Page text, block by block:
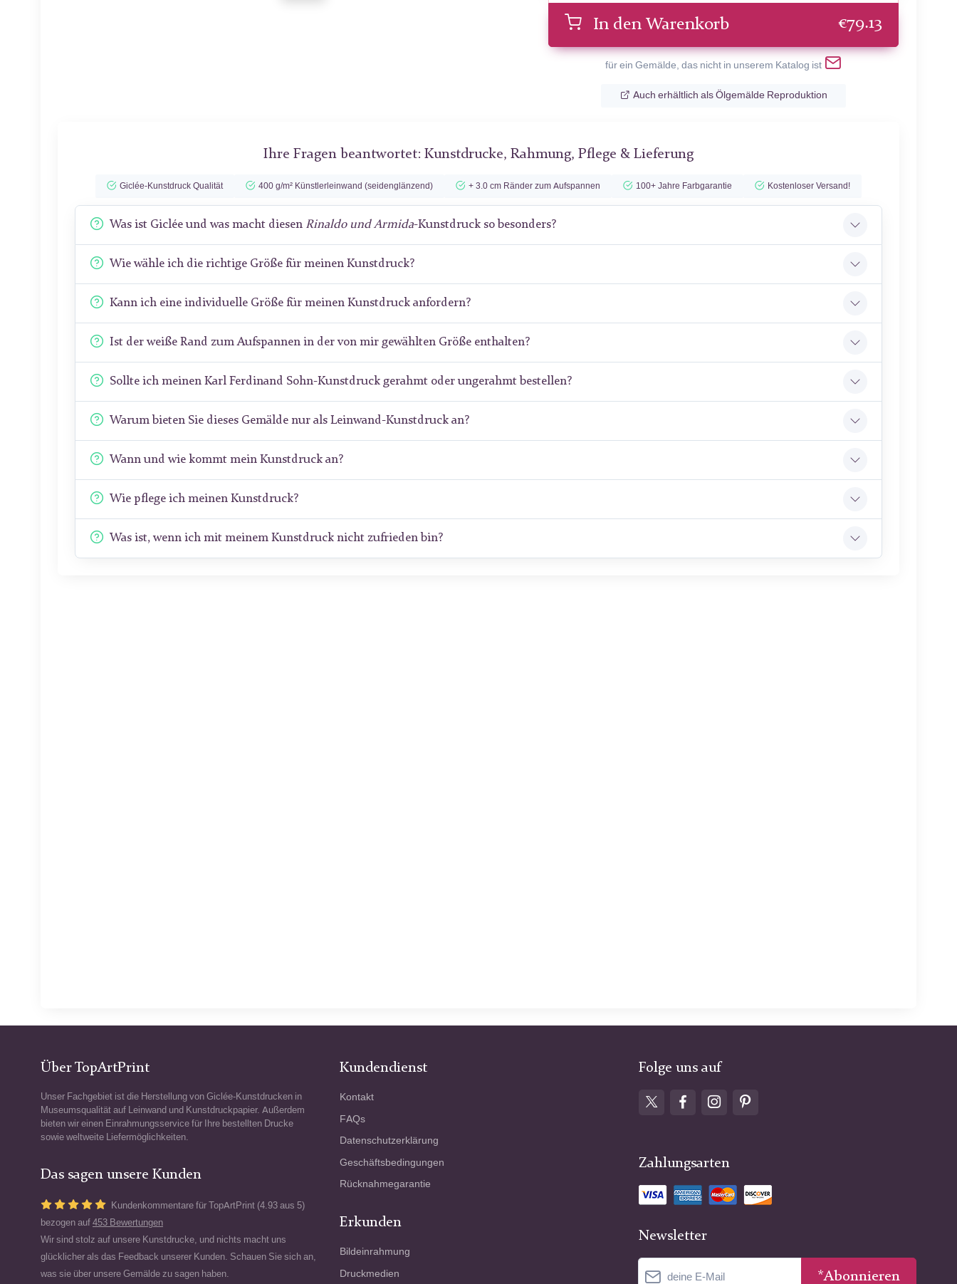
In den Warenkorb €79.13
für ein Gemälde, das nicht in unserem Katalog ist
Auch erhältlich als Ölgemälde Reproduktion
Ihre Fragen beantwortet: Kunstdrucke, Rahmung, Pflege & Lieferung
Giclée-Kunstdruck Qualität 400 g/m² Künstlerleinwand (seidenglänzend) + 3.0 cm Ränder zum Aufspannen 100+ Jahre Farbgarantie Kostenloser Versand!
Was ist Giclée und was macht diesen Rinaldo und Armida-Kunstdruck so besonders?
Wie wähle ich die richtige Größe für meinen Kunstdruck?
Kann ich eine individuelle Größe für meinen Kunstdruck anfordern?
Ist der weiße Rand zum Aufspannen in der von mir gewählten Größe enthalten?
Sollte ich meinen Karl Ferdinand Sohn-Kunstdruck gerahmt oder ungerahmt bestellen?
Warum bieten Sie dieses Gemälde nur als Leinwand-Kunstdruck an?
Wann und wie kommt mein Kunstdruck an?
Wie pflege ich meinen Kunstdruck?
Was ist, wenn ich mit meinem Kunstdruck nicht zufrieden bin?
Über TopArtPrint
Unser Fachgebiet ist die Herstellung von Giclée-Kunstdrucken in
Museumsqualität auf Leinwand und Kunstdruckpapier. Außerdem
bieten wir einen Einrahmungsservice für Ihre bestellten Drucke
sowie weltweite Liefermöglichkeiten.
Das sagen unsere Kunden
Kundenkommentare für TopArtPrint (4.93 aus 5)
bezogen auf 453 Bewertungen
Wir sind stolz auf unsere Kunstdrucke, und nichts macht uns
glücklicher als das Feedback unserer Kunden. Schauen Sie sich an,
was sie über unsere Gemälde zu sagen haben.
Kundendienst
Kontakt
FAQs
Datenschutzerklärung
Geschäftsbedingungen
Rücknahmegarantie
Erkunden
Bildeinrahmung
Druckmedien
Folge uns auf
Zahlungsarten
Newsletter
*Abonnieren